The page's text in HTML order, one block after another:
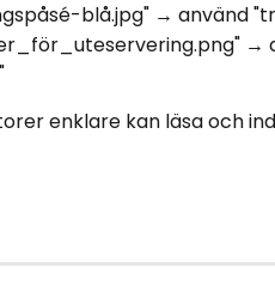
blå.jpg" → använd
→
enklare kan läsa och